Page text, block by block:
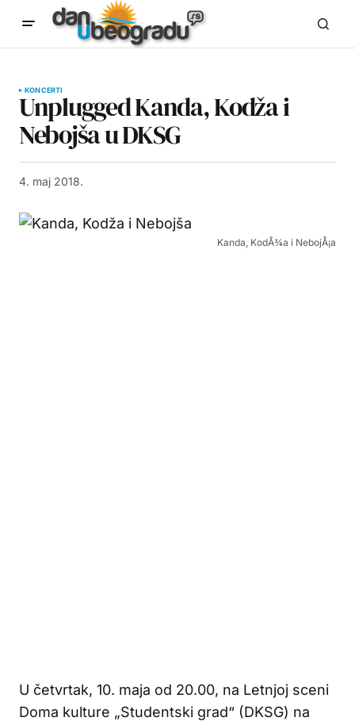
KONCERTI
Unplugged Kanda, Kodža i
Nebojša u DKSG
4. maj 2018.
Kanda, KodÅ¾a i NebojÅ¡a
U četvrtak, 10. maja od 20.00, na Letnjoj sceni
Doma kulture „Studentski grad“ (DKSG) na